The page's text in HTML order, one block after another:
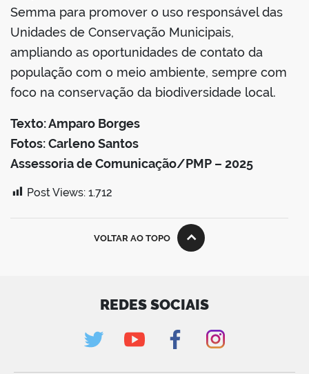
Semma para promover o uso responsável das
Unidades de Conservação Municipais,
ampliando as oportunidades de contato da
população com o meio ambiente, sempre com
foco na conservação da biodiversidade local.
Texto: Amparo Borges
Fotos: Carleno Santos
Assessoria de Comunicação/PMP – 2025
Post Views: 1.712
VOLTAR AO TOPO
REDES SOCIAIS